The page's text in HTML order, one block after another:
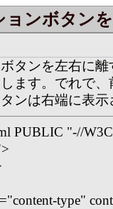
ョンボタン
タンを左右に
ます。でれで
ンは右端に表
PUBLIC "-//
type"